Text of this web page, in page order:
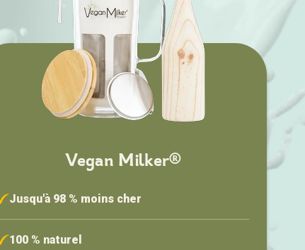
Vegan Milker®
Jusqu'à 98 % moins cher
100 % naturel